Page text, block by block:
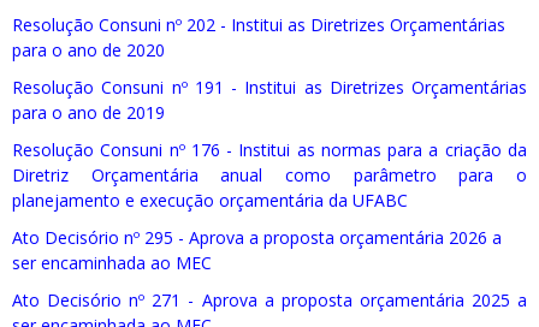
Resolução Consuni nº 202 - Institui as Diretrizes Orçamentárias
para o ano de 2020
Resolução Consuni nº 191 - Institui as Diretrizes Orçamentárias
para o ano de 2019
Resolução Consuni nº 176 - Institui as normas para a criação da
Diretriz Orçamentária anual como parâmetro para o
planejamento e execução orçamentária da UFABC
Ato Decisório nº 295 - Aprova a proposta orçamentária 2026 a
ser encaminhada ao MEC
Ato Decisório nº 271 - Aprova a proposta orçamentária 2025 a